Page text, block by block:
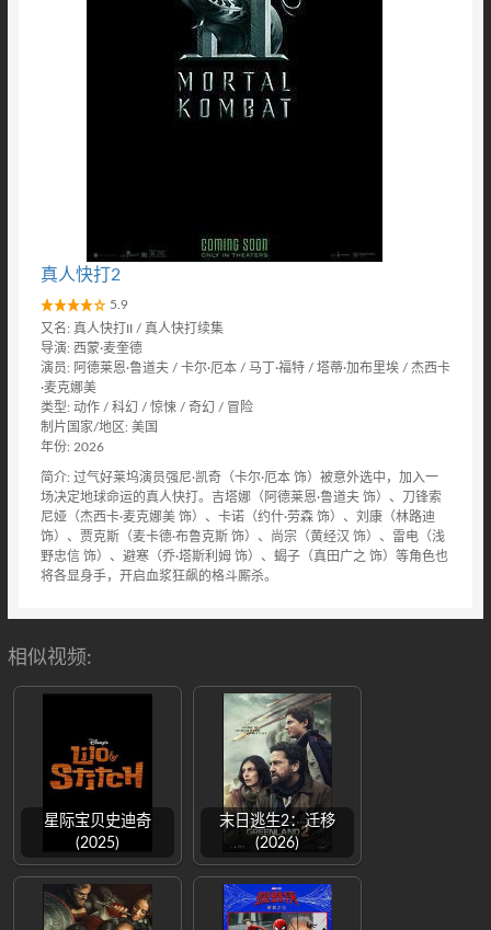
真人快打2
5.9
又名: 真人快打II / 真人快打续集
导演: 西蒙·麦奎德
演员: 阿德莱恩·鲁道夫 / 卡尔·厄本 / 马丁·福特 / 塔蒂·加布里埃 / 杰西卡
·麦克娜美
类型: 动作 / 科幻 / 惊悚 / 奇幻 / 冒险
制片国家/地区: 美国
年份: 2026
简介: 过气好莱坞演员强尼·凯奇（卡尔·厄本 饰）被意外选中，加入一
场决定地球命运的真人快打。吉塔娜（阿德莱恩·鲁道夫 饰）、刀锋索
尼娅（杰西卡·麦克娜美 饰）、卡诺（约什·劳森 饰）、刘康（林路迪
饰）、贾克斯（麦卡德·布鲁克斯 饰）、尚宗（黄经汉 饰）、雷电（浅
野忠信 饰）、避寒（乔·塔斯利姆 饰）、蝎子（真田广之 饰）等角色也
将各显身手，开启血浆狂飙的格斗厮杀。
相似视频:
星际宝贝史迪奇
(2025)
末日逃生2：迁移
(2026)